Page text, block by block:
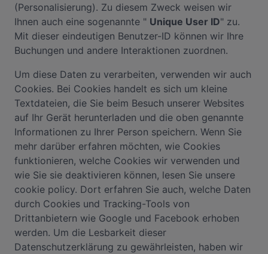
(Personalisierung). Zu diesem Zweck weisen wir
Ihnen auch eine sogenannte " Unique User ID" zu.
Mit dieser eindeutigen Benutzer-ID können wir Ihre
Buchungen und andere Interaktionen zuordnen.
Um diese Daten zu verarbeiten, verwenden wir auch
Cookies. Bei Cookies handelt es sich um kleine
Textdateien, die Sie beim Besuch unserer Websites
auf Ihr Gerät herunterladen und die oben genannte
Informationen zu Ihrer Person speichern. Wenn Sie
mehr darüber erfahren möchten, wie Cookies
funktionieren, welche Cookies wir verwenden und
wie Sie sie deaktivieren können, lesen Sie unsere
cookie policy. Dort erfahren Sie auch, welche Daten
durch Cookies und Tracking-Tools von
Drittanbietern wie Google und Facebook erhoben
werden. Um die Lesbarkeit dieser
Datenschutzerklärung zu gewährleisten, haben wir